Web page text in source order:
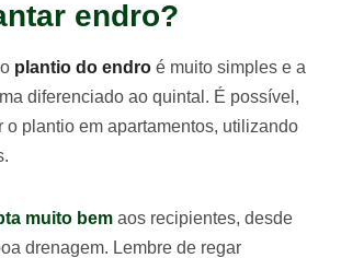
endro?
plantio do endro é muito simples e a
diferenciado ao quintal. É possível,
o plantio em apartamentos, utilizando
muito bem aos recipientes, desde
drenagem. Lembre de regar